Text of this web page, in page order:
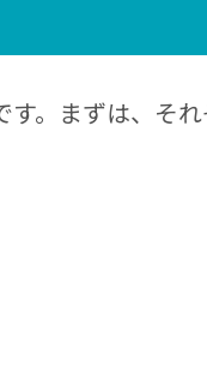
。まずは、そ